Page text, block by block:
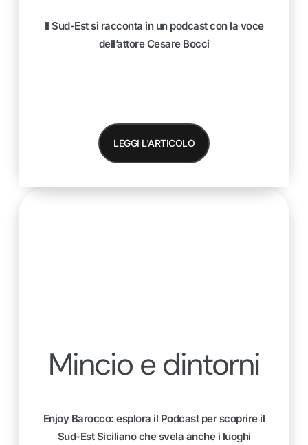
Il Sud-Est si racconta in un podcast con la voce
dell’attore Cesare Bocci
LEGGI L'ARTICOLO
Mincio e dintorni
Enjoy Barocco: esplora il Podcast per scoprire il
Sud-Est Siciliano che svela anche i luoghi